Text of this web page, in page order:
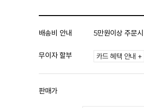
배송비 안내 5만원이상 주문
무이자 할부 카드 혜택 안내 +
판매가